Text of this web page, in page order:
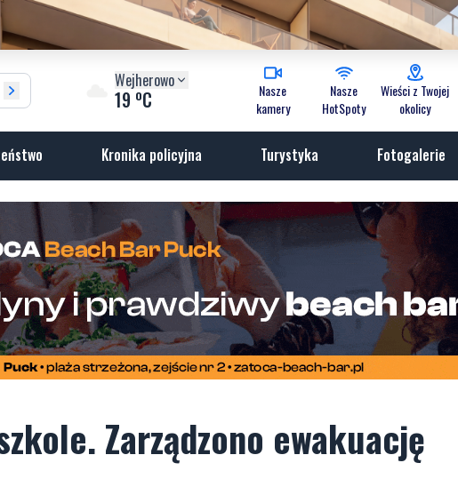
Wejherowo
19 oC
Nasze
kamery
Nasze
HotSpoty
Wieści z Twojej
okolicy
Kronika policyjna Turystyka Fotogalerie
Zarządzono ewakuację